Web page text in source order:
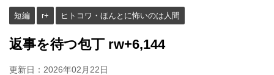
短編 r+ ヒトコワ・ほんとに怖いのは人間
返事を待つ包丁 rw+6,144
更新日： 2026年02月22日